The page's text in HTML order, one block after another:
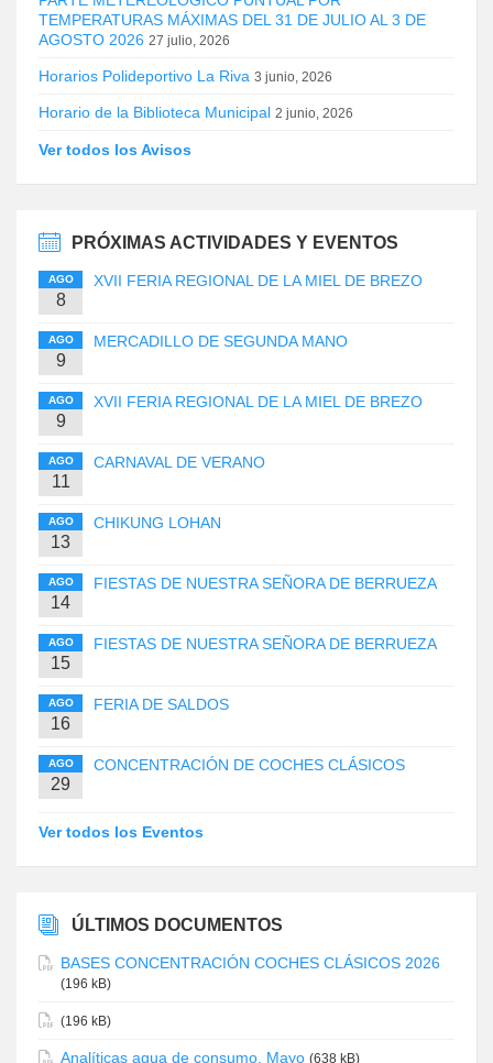
TEMPERATURAS MÁXIMAS DEL 31 DE JULIO AL 3 DE
AGOSTO 2026 27 julio, 2026
Horarios Polideportivo La Riva 3 junio, 2026
Horario de la Biblioteca Municipal 2 junio, 2026
Ver todos los Avisos
PRÓXIMAS ACTIVIDADES Y EVENTOS
AGO
8
XVII FERIA REGIONAL DE LA MIEL DE BREZO
AGO
9
MERCADILLO DE SEGUNDA MANO
AGO
9
XVII FERIA REGIONAL DE LA MIEL DE BREZO
AGO
11
CARNAVAL DE VERANO
AGO
13
CHIKUNG LOHAN
AGO
14
FIESTAS DE NUESTRA SEÑORA DE BERRUEZA
AGO
15
FIESTAS DE NUESTRA SEÑORA DE BERRUEZA
AGO
16
FERIA DE SALDOS
AGO
29
CONCENTRACIÓN DE COCHES CLÁSICOS
Ver todos los Eventos
ÚLTIMOS DOCUMENTOS
BASES CONCENTRACIÓN COCHES CLÁSICOS 2026
(196 kB)
(196 kB)
Analíticas agua de consumo. Mayo (638 kB)